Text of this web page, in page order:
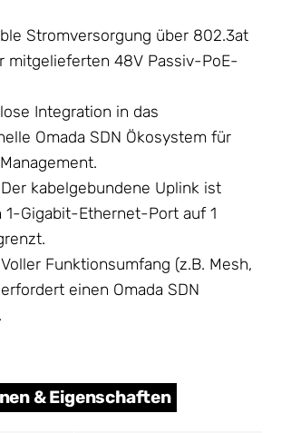
Stromversorgung über 802.3at
mitgelieferten 48V Passiv-PoE-
Integration in das
Omada SDN Ökosystem für
Der kabelgebundene Uplink ist
1-Gigabit-Ethernet-Port auf 1
Voller Funktionsumfang (z.B. Mesh,
einen Omada SDN
& Eigenschaften